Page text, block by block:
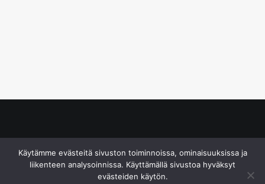
Käytämme evästeitä sivuston toiminnoissa, ominaisuuksissa ja
liikenteen analysoinnissa. Käyttämällä sivustoa hyväksyt
evästeiden käytön.